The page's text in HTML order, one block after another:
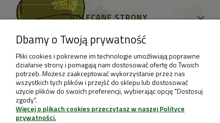
POLECANE STRONY
Dbamy o Twoją prywatność
Pliki cookies i pokrewne im technologie umożliwiają poprawne
działanie strony i pomagają nam dostosować ofertę do Twoich
potrzeb. Możesz zaakceptować wykorzystanie przez nas
wszystkich tych plików i przejść do sklepu lub dostosować
użycie plików do swoich preferencji, wybierając opcję "Dostosuj
zgody".
Więcej o plikach cookies przeczytasz w naszej Polityce
prywatności.